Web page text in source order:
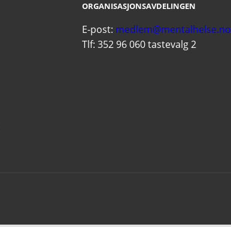
ORGANISASJONSAVDELINGEN
E-post: medlem@mentalhelse.no
Tlf: 352 96 060 tastevalg 2